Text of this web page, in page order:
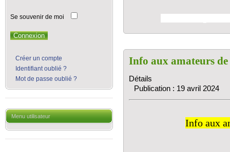
Se souvenir de moi
Connexion
Créer un compte
Identifiant oublié ?
Mot de passe oublié ?
Menu utilisateur
Info aux amateurs
Détails
Publication : 19 avril 2024
Info aux